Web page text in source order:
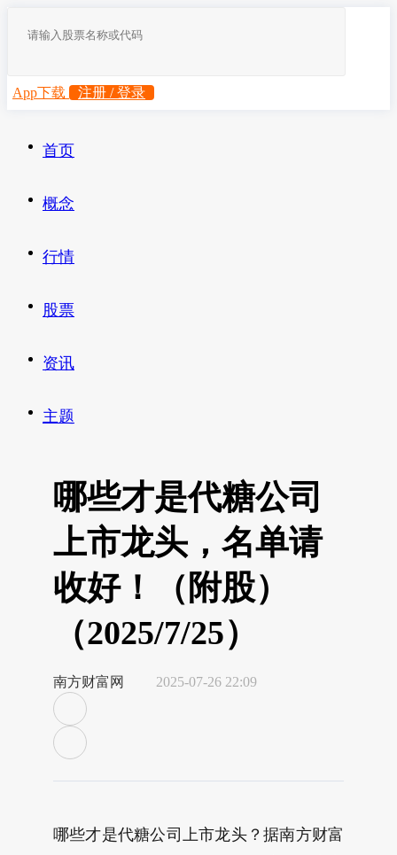
App下载 注册 / 登录
首页
概念
行情
股票
资讯
主题
哪些才是代糖公司
上市龙头，名单请
收好！（附股）
（2025/7/25）
南方财富网 2025-07-26 22:09
哪些才是代糖公司上市龙头？据南方财富